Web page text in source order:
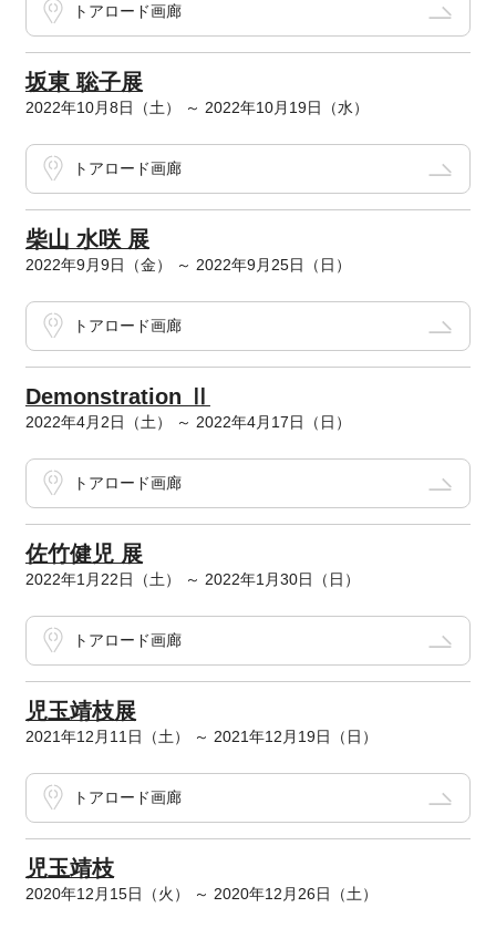
トアロード画廊
坂東 聡子展
2022年10月8日（土） ～ 2022年10月19日（水）
トアロード画廊
柴山 水咲 展
2022年9月9日（金） ～ 2022年9月25日（日）
トアロード画廊
Demonstration Ⅱ
2022年4月2日（土） ～ 2022年4月17日（日）
トアロード画廊
佐竹健児 展
2022年1月22日（土） ～ 2022年1月30日（日）
トアロード画廊
児玉靖枝展
2021年12月11日（土） ～ 2021年12月19日（日）
トアロード画廊
児玉靖枝
2020年12月15日（火） ～ 2020年12月26日（土）